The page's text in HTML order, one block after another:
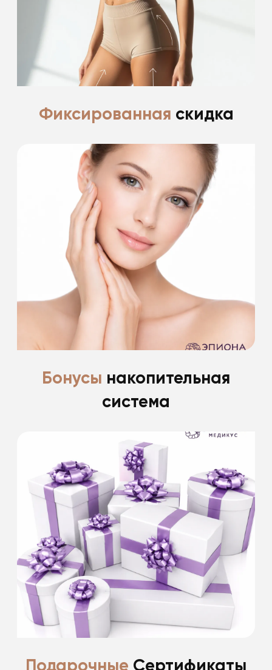
Подробнее
Фиксированная скидка
Ценим и благодарим своих пациентов за
доверие
*фиксированные скидки пациентам после
пластической хирургии до 30%
Подробнее
Бонусы накопительная
система
Скидка 15% именинникам на все
косметологические процедуры
в день рождения и 2 недели после.
Скидки не суммируются. Информацию
уточняйте у специалистов клиники.
Подарочные Сертификаты